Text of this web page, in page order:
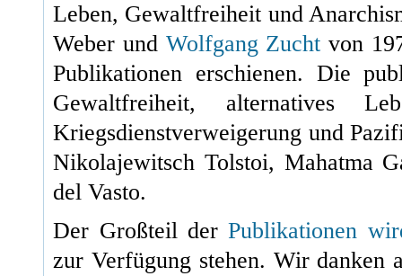
Leben, Gewaltfreiheit und
Weber und Wolfgang Zucht von
Publikationen erschienen. Die
Gewaltfreiheit, alternatives
Kriegsdienstverweigerung und
Nikolajewitsch Tolstoi, Mahatma
del Vasto.
Der Großteil derPublikationen
zur Verfügung stehen. Wir danken